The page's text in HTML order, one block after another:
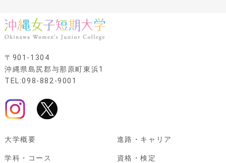
〒901-1304
沖縄県島尻郡与那原町東浜1
TEL:098-882-9001
大学概要
学科・コース
進路・キャリア
資格・検定